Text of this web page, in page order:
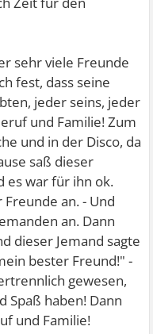
sehr viele Freunde
fest, dass seine
jeder seins, jeder
und Familie! Zum
und in der Disco, da
saß dieser
es war für ihn ok.
an. - Und
an. Dann
dieser Jemand sagte
bester Freund!" -
gewesen,
Spaß haben! Dann
und Familie!